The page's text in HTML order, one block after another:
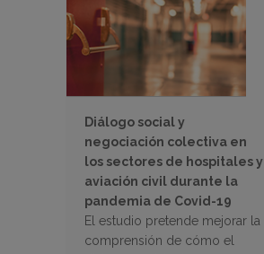
Diálogo social y
negociación colectiva en
los sectores de hospitales y
aviación civil durante la
pandemia de Covid-19
El estudio pretende mejorar la
comprensión de cómo el